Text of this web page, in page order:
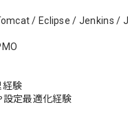
/ Eclipse / Jenkins /
経験
設定最適化経験